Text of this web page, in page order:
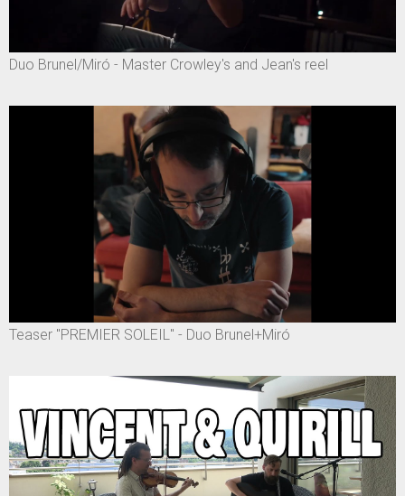
Duo Brunel/Miró - Master Crowley's and Jean's reel
Teaser "PREMIER SOLEIL" - Duo Brunel+Miró